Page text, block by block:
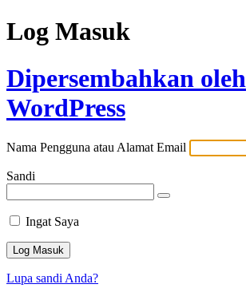
Log Masuk
Dipersembahkan oleh
WordPress
Nama Pengguna atau Alamat Email
Sandi
Ingat Saya
Lupa sandi Anda?